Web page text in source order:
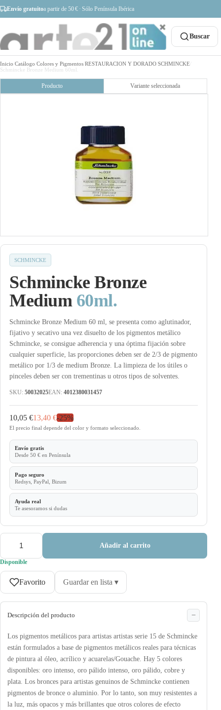
Envío gratuitoa partir de 50 € · Sólo Península Ibérica
Buscar
Inicio Catálogo Colores y Pigmentos RESTAURACION Y DORADO SCHMINCKE
Schmincke Bronze Medium 60ml.
Producto Variante seleccionada
SCHMINCKE
Schmincke Bronze
Medium 60ml.
Schmincke Bronze Medium 60 ml, se presenta como aglutinador,
fijativo y secativo una vez disuelto de los pigmentos metálico
Schmincke, se consigue adherencia y una óptima fijación sobre
cualquier superficie, las proporciones deben ser de 2/3 de pigmento
metálico por 1/3 de medium Bronze. La limpieza de los útiles o
pinceles deben ser con trementinas u otros tipos de solventes.
SKU: 50032025EAN: 4012380031457
10,05 €13,40 €-25%
El precio final depende del color y formato seleccionado.
Envío gratis
Desde 50 € en Península
Pago seguro
Redsys, PayPal, Bizum
Ayuda real
Te asesoramos si dudas
Añadir al carrito
Disponible
Favorito Guardar en lista ▾
Descripción del producto
Los pigmentos metálicos para artistas artistas serie 15 de Schmincke
están formulados a base de pigmentos metálicos reales para técnicas
de pintura al óleo, acrílico y acuarelas/Gouache. Hay 5 colores
disponibles: oro intenso, oro pálido intenso, oro pálido, cobre y
plata. Los bronces para artistas genuinos de Schmincke contienen
pigmentos de bronce o aluminio. Por lo tanto, son muy resistentes a
la luz, más opacos y más brillantes que otros colores de efecto